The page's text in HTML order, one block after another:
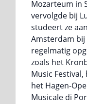
Mozarteum in
vervolgde bij
studeert ze
Amsterdam bij
regelmatig
zoals het
Music
het Hagen-
Musicale di